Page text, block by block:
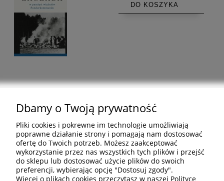
DO KOSZYKA
Pomoc
Informacje
Inne
Dbamy o Twoją prywatność
Pliki cookies i pokrewne im technologie umożliwiają
poprawne działanie strony i pomagają nam dostosować
ofertę do Twoich potrzeb. Możesz zaakceptować
wykorzystanie przez nas wszystkich tych plików i przejść
do sklepu lub dostosować użycie plików do swoich
preferencji, wybierając opcję "Dostosuj zgody".
Więcej o plikach cookies przeczytasz w naszej Polityce